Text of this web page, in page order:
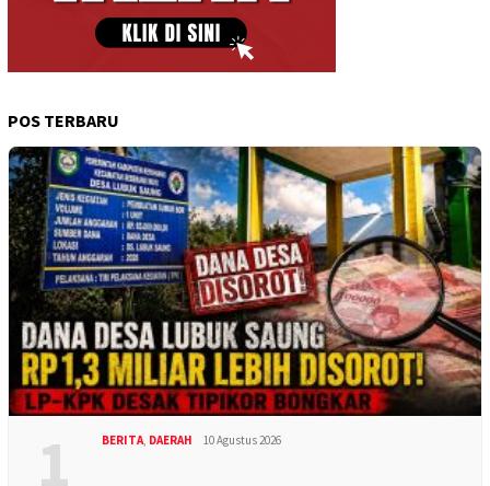
POS TERBARU
1 BERITA DAERAH 10 Agustus 2026